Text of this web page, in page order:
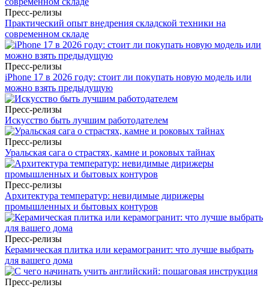
Пресс-релизы
Практический опыт внедрения складской техники на
современном складе
Пресс-релизы
iPhone 17 в 2026 году: стоит ли покупать новую модель или
можно взять предыдущую
Пресс-релизы
Искусство быть лучшим работодателем
Пресс-релизы
Уральская сага о страстях, камне и роковых тайнах
Пресс-релизы
Архитектура температур: невидимые дирижеры
промышленных и бытовых контуров
Пресс-релизы
Керамическая плитка или керамогранит: что лучше выбрать
для вашего дома
Пресс-релизы